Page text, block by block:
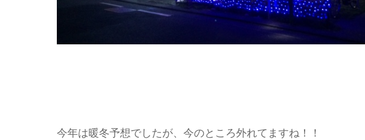
今年は暖冬予想でしたが、今のところ外れてますね！！